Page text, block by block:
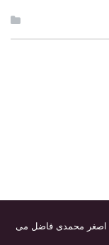
اصغر محمدی فاضل می